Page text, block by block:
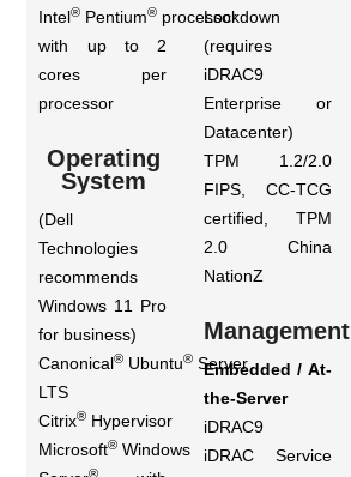
Intel® Pentium® processor
with up to 2
cores per
processor
Operating
System
(Dell
Technologies
recommends
Windows 11 Pro
for business)
Canonical® Ubuntu® Server
LTS
Citrix® Hypervisor
Microsoft® Windows
®
Lockdown
(requires
iDRAC9
Enterprise or
Datacenter)
TPM 1.2/2.0
FIPS, CC-TCG
certified, TPM
2.0 China
NationZ
Management
Embedded / At-
the-Server
iDRAC9
iDRAC Service